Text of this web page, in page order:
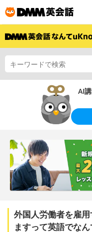
AI
外国人労働者を雇
ますって英語でな